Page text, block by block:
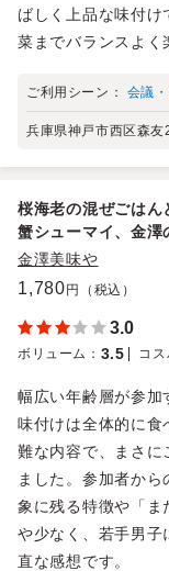
ばしく上品な味付け
菜までバランスよく
ご利用シーン： 会議
兵庫県神戸市西区森友
桜海老の混ぜごはん
蟹シューマイ、金澤
金澤美味や
1,780円（税込）
3.0
ボリューム ： 3.5 コス
幅広い年齢層が参加
味付けは全体的に食
難な内容で、まさに
ました。参加者か
象に残る特徴や「ま
や少なく、若手男子
直な感想です。